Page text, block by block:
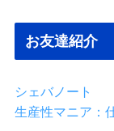
お友達紹介
シェバノート
生産性マニア：